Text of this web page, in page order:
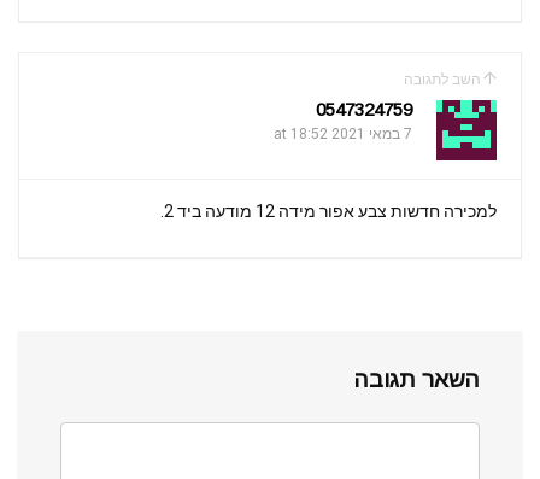
השב לתגובה
0547324759
7 במאי 2021 at 18:52
למכירה חדשות צבע אפור מידה 12 מודעה ביד 2.
השאר תגובה